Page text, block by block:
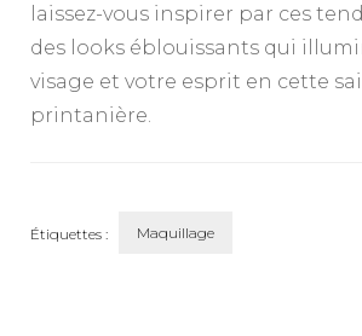
laissez-vous inspirer par ces
des looks éblouissants qui
visage et votre esprit en cette
printanière.
Étiquettes : Maquillage